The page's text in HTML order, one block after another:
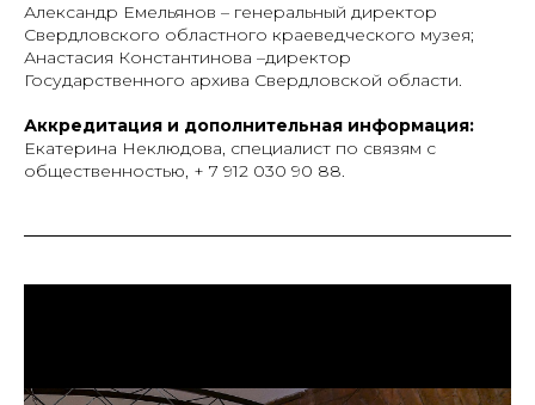
Александр Емельянов – генеральный директор
Свердловского областного краеведческого музея;
Анастасия Константинова –директор
Государственного архива Свердловской области.
Аккредитация и дополнительная информация:
Екатерина Неклюдова, специалист по связям с
общественностью, + 7 912 030 90 88.